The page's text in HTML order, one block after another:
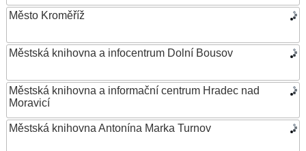
Město Kroměříž
Městská knihovna a infocentrum Dolní Bousov
Městská knihovna a informační centrum Hradec nad
Moravicí
Městská knihovna Antonína Marka Turnov